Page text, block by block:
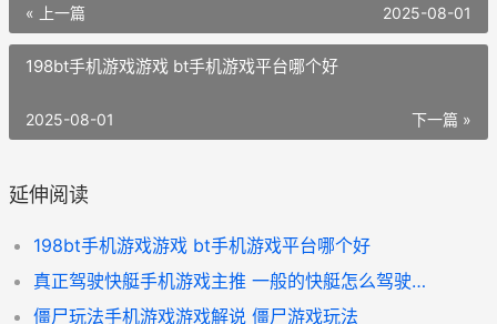
« 上一篇 2025-08-01
198bt手机游戏游戏 bt手机游戏平台哪个好
下一篇 »
2025-08-01
延伸阅读
198bt手机游戏游戏 bt手机游戏平台哪个好
真正驾驶快艇手机游戏主推 一般的快艇怎么驾驶教程
僵尸玩法手机游戏游戏解说 僵尸游戏玩法